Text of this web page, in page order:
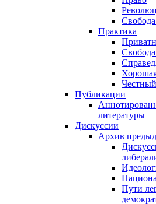
Свобода
Практика
Свобода
Публикации
литературы
Дискуссии
Архив
Пути